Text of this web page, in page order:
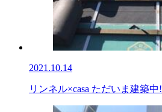
2021.10.14
リンネル×casa ただいま建築中!